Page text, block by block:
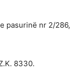
pasurinë nr 2/286,
8330.